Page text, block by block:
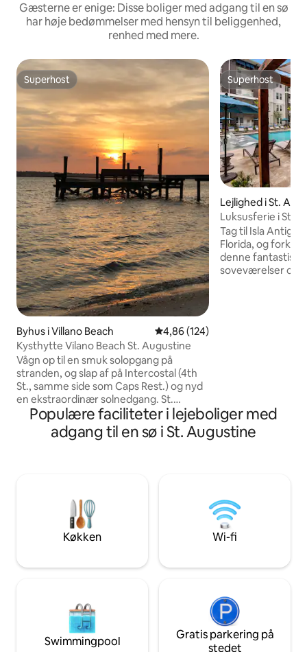
Gæsterne er enige: Disse boliger med adgang til en sø
har høje bedømmelser med hensyn til beliggenhed,
renhed med mere.
Superhost
Superhost
Byhus i Villano Beach 4,86 ud af 5 i gennemsnitlig
4,86 (124)
Kysthytte Vilano Beach St. Augustine
Vågn op til en smuk solopgang på
stranden, og slap af på Intercostal (4th
St., samme side som Caps Rest.) og nyd
en ekstraordinær solnedgang. St.
Augustines centrum ligger lige på den
anden side af broen til venstre, hvor du
kan spise, finde sjove attraktioner og
tilgængelige, og 300 USD ved
længerevarende ophold (mere end 5
dage). Kæledyr tilladt 175
USD/kæledyr/ophold, længerevarende
Stranden ligger inden for gåafstand.
Superhost
Superhost
Lejlighed i St.
Luksusferie i St.
Tag til Isla
Florida, og forkæl
denne
soveværelser og
afslapning og
uforglemmeligt
Populære faciliteter i lejeboliger med
adgang til en sø i St. Augustine
Køkken Wi-fi
Swimmingpool
Gratis parkering på
stedet